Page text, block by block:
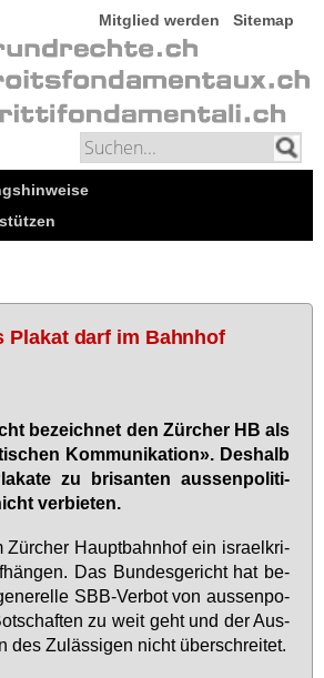
Mitglied werden Sitemap
Plakat darf im Bahnhof
be­zeich­net den Zür­cher HB als
Kom­mu­ni­ka­ti­on». Des­halb
zu bri­san­ten aus­sen­po­li­ti­
ver­bie­ten.
Zür­cher Haupt­bahn­hof ein is­ra­el­kri­
Das Bun­des­ge­richt hat be­
SBB-Ver­bot von aus­sen­po­
zu weit geht und der Aus­
des Zu­läs­si­gen nicht über­schrei­tet.